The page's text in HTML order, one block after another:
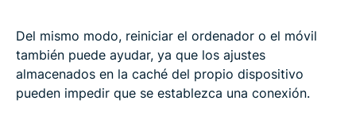
Del mismo modo, reiniciar el ordenador o el móvil
también puede ayudar, ya que los ajustes
almacenados en la caché del propio dispositivo
pueden impedir que se establezca una conexión.